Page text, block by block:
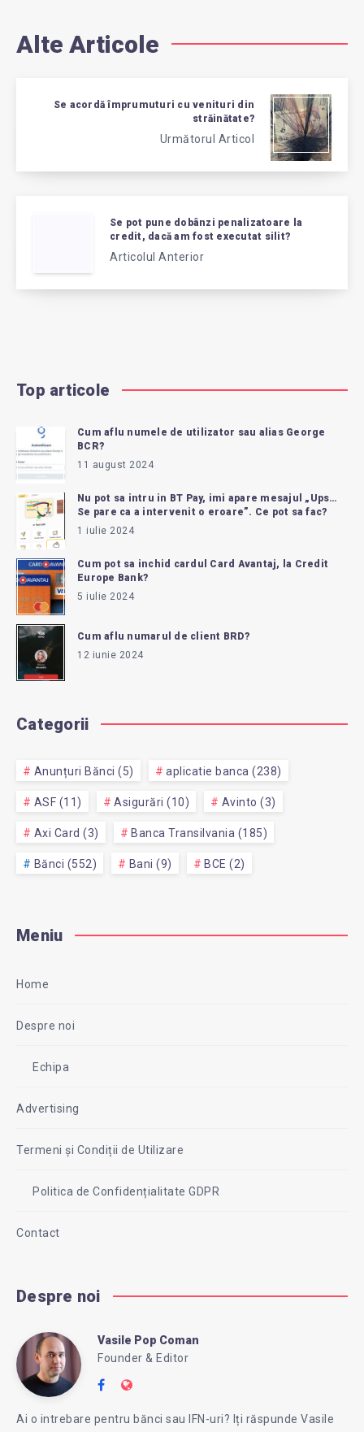
Alte Articole
Se acordă împrumuturi cu venituri din
străinătate?
Următorul Articol
Se pot pune dobânzi penalizatoare la
credit, dacă am fost executat silit?
Articolul Anterior
Top articole
Cum aflu numele de utilizator sau alias George
BCR?
11 august 2024
Nu pot sa intru in BT Pay, imi apare mesajul „Ups…
Se pare ca a intervenit o eroare”. Ce pot sa fac?
1 iulie 2024
Cum pot sa inchid cardul Card Avantaj, la Credit
Europe Bank?
5 iulie 2024
Cum aflu numarul de client BRD?
12 iunie 2024
Categorii
Anunțuri Bănci (5) aplicatie banca (238)
ASF (11) Asigurări (10) Avinto (3)
Axi Card (3) Banca Transilvania (185)
Bănci (552) Bani (9) BCE (2)
Meniu
Home
Despre noi
Echipa
Advertising
Termeni și Condiții de Utilizare
Politica de Confidențialitate GDPR
Contact
Despre noi
Vasile
Pop
Vasile Pop Coman
Founder & Editor
Follow
on
Website:
Ai o intrebare pentru bănci sau IFN-uri? Iți răspunde Vasile